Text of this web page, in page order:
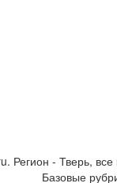
- Тверь, все
Базовые